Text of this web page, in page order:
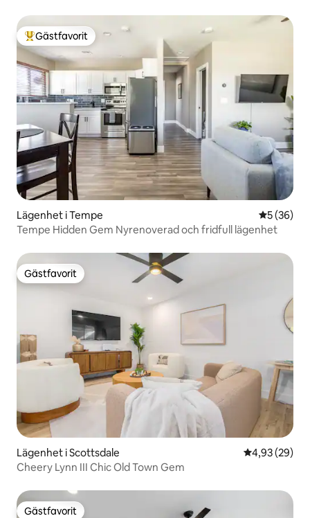
Populär gästfavorit
Gästfavorit
Lägenhet i Tempe 5 av 5 i
5 (36)
Tempe Hidden Gem Nyrenoverad och fridfull lägenhet
Gästfavorit
Gästfavorit
Lägenhet i Scottsdale 4,93 av 5 i
4,93 (29)
Cheery Lynn III Chic Old Town Gem
Gästfavorit